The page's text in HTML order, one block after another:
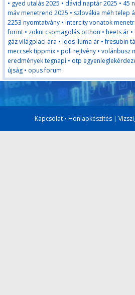
• gyed utalás 2025 • dávid naptár 2025 • 45
máv menetrend 2025 • szlovákia méh telep
2253 nyomtatvány • intercity vonatok
forint • zokni csomagolás otthon • heets ár •
gáz világpiaci ára • iqos iluma ár •fresubin
meccsek tippmix • pöli rejtvény • volánbusz
eredmények tegnapi • otp
újság • opus forum
Kapcsolat• Honlapkészítés|